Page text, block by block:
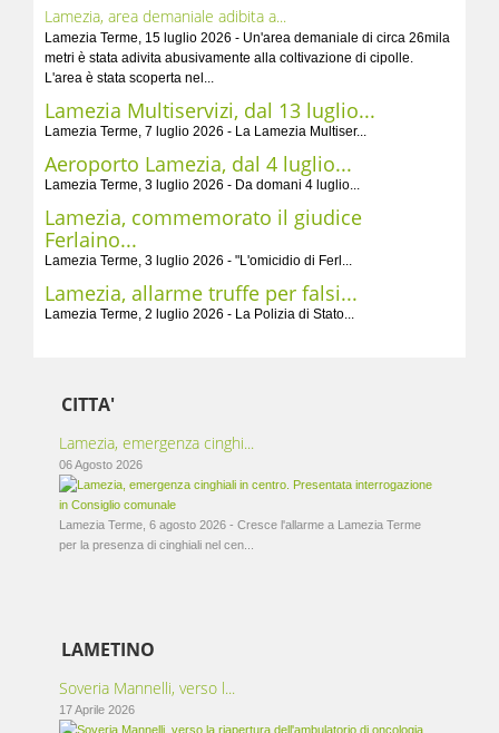
Lamezia, area demaniale adibita a...
Lamezia Terme, 15 luglio 2026 - Un'area demaniale di circa 26mila
metri è stata adivita abusivamente alla coltivazione di cipolle.
L'area è stata scoperta nel...
Lamezia Multiservizi, dal 13 luglio...
Lamezia Terme, 7 luglio 2026 - La Lamezia Multiser...
Aeroporto Lamezia, dal 4 luglio...
Lamezia Terme, 3 luglio 2026 - Da domani 4 luglio...
Lamezia, commemorato il giudice
Ferlaino...
Lamezia Terme, 3 luglio 2026 - "L'omicidio di Ferl...
Lamezia, allarme truffe per falsi...
Lamezia Terme, 2 luglio 2026 - La Polizia di Stato...
CITTA'
Lamezia, emergenza cinghi...
06 Agosto 2026
Lamezia Terme, 6 agosto 2026 - Cresce l'allarme a Lamezia Terme
per la presenza di cinghiali nel cen...
LAMETINO
Soveria Mannelli, verso l...
17 Aprile 2026